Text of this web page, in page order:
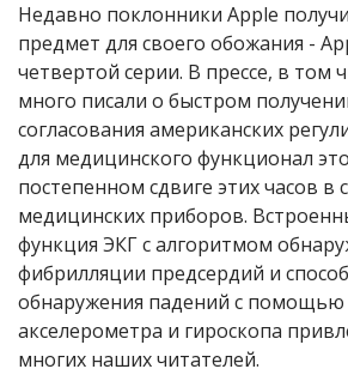
Недавно поклонники Apple
предмет для своего обожания -
четвертой серии. В прессе, в том
много писали о быстром
согласования американских
для медицинского функционал
постепенном сдвиге этих часов в
медицинских приборов.
функция ЭКГ с алгоритмом
фибрилляции предсердий и
обнаружения падений с
акселерометра и гироскопа
многих наших читателей.